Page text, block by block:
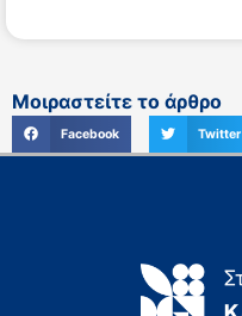
Μοιραστείτε το άρθρο
Facebook Twitter